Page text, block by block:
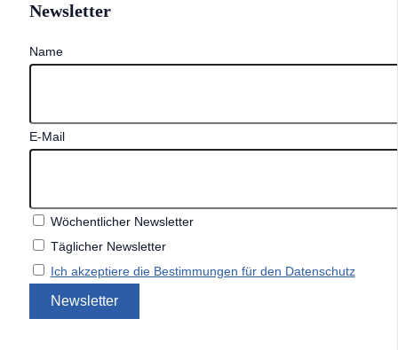
Newsletter
Name
E-Mail
Wöchentlicher Newsletter
Täglicher Newsletter
Ich akzeptiere die Bestimmungen für den Datenschutz